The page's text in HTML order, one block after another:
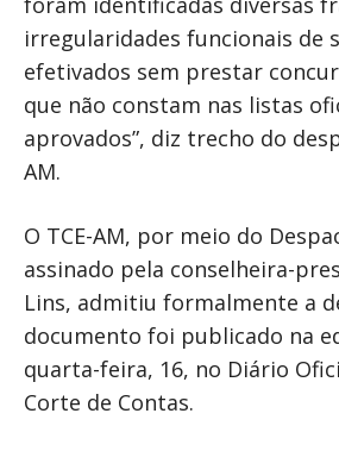
irregularidades funcionais de
efetivados sem prestar
que não constam nas listas
aprovados”, diz trecho do
AM.
O TCE-AM, por meio do
assinado pela conselheira-
Lins, admitiu formalmente a
documento foi publicado na
quarta-feira, 16, no Diário
Corte de Contas.